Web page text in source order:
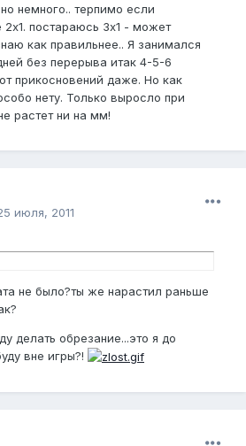
немного.. терпимо если
2x1. постараюсь 3x1 - может
как правильнее.. Я занимался
без перерыва итак 4-5-6
прикосновений даже. Но как
нету. Только выросло при
растет ни на мм!
июля, 2011
не было?ты же нарастил раньше
делать обрезание...это я до
вне игры?!